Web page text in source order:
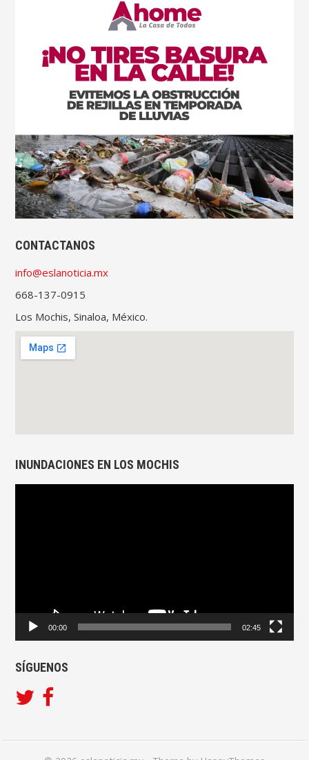
CONTACTANOS
info@eslanoticia.mx
668-137-0915
Los Mochis, Sinaloa, México.
INUNDACIONES EN LOS MOCHIS
00:00 02:45
SÍGUENOS